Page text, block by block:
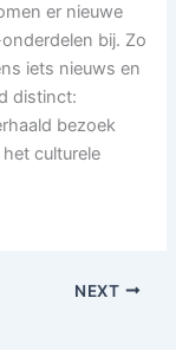
er nieuwe
bij. Zo
iets nieuws en
distinct:
bezoek
culturele
NEXT